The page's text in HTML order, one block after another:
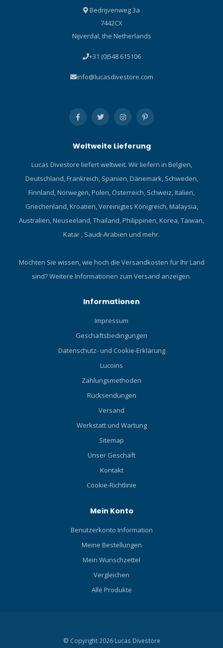
Bedrijvenweg 3a
7442CX
Nijverdal, the Netherlands
+31 (0)548 615106
info@lucasdivestore.com
Weltweite Lieferung
Lucas Divestore liefert weltweit. Wir liefern in Belgien,
Deutschland, Frankreich, Spanien, Dänemark, Schweden,
Finnland, Norwegen, Polen, Österreich, Schweiz, Italien,
Griechenland, Kroatien, Vereinigtes Königreich, Malaysia,
Australien, Neuseeland, Thailand, Philippinen, Korea, Taiwan,
Katar , Saudi-Arabien und mehr.
Möchten Sie wissen, wie hoch die Versandkosten für Ihr Land
sind?Weitere Informationen zum Versand anzeigen.
Informationen
Impressum
Geschäftsbedingungen
Datenschutz- und Cookie-Erklärung
Lucoins
Zahlungsmethoden
Rücksendungen
Versand
Werkstatt und Wartung
Sitemap
Unser Geschäft
Kontakt
Cookie-Richtlinie
Mein Konto
Benutzerkonto Information
Meine Bestellungen
Mein Wunschzettel
Vergleichen
Alle Produkte
© Copyright 2026 Lucas Divestore